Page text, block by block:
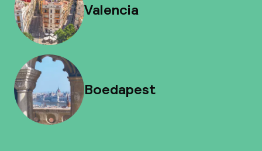
Valencia
Boedapest